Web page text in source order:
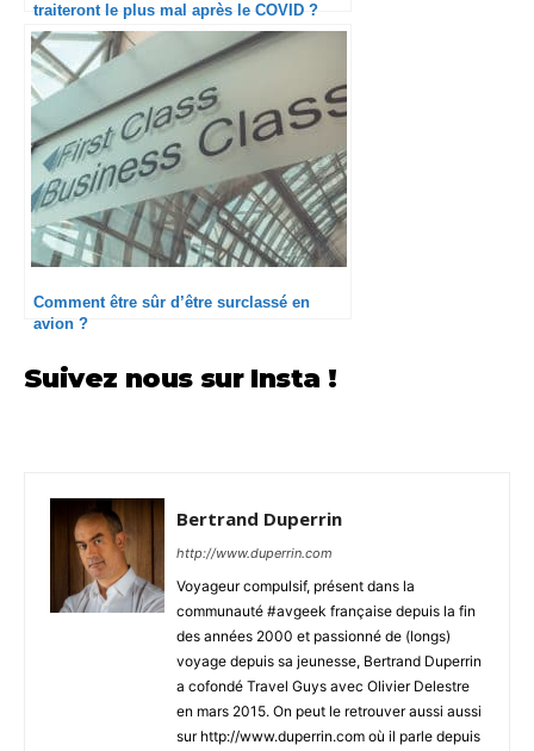
traiteront le plus mal après le COVID ?
#DEGRAD19
Comment être sûr d’être surclassé en
avion ?
Suivez nous sur Insta !
Bertrand Duperrin
http://www.duperrin.com
Voyageur compulsif, présent dans la
communauté #avgeek française depuis la fin
des années 2000 et passionné de (longs)
voyage depuis sa jeunesse, Bertrand Duperrin
a cofondé Travel Guys avec Olivier Delestre
en mars 2015. On peut le retrouver aussi aussi
sur http://www.duperrin.com où il parle depuis